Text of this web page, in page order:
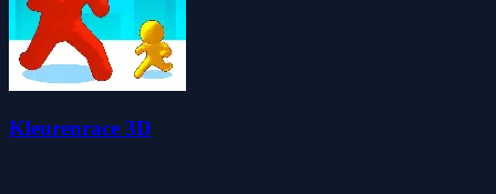
Kleurenrace 3D